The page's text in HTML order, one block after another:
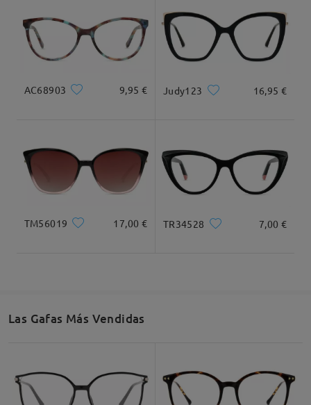
Dimensiones
Ancho Total
131mm/ 5.16plg.
Longitud de Patillas
145mm/ 5.71plg.
Llegado
AC68903 9,95 € Judy123 16,95 €
TM56019 17,00 € TR34528 7,00 €
Las Gafas Más Vendidas